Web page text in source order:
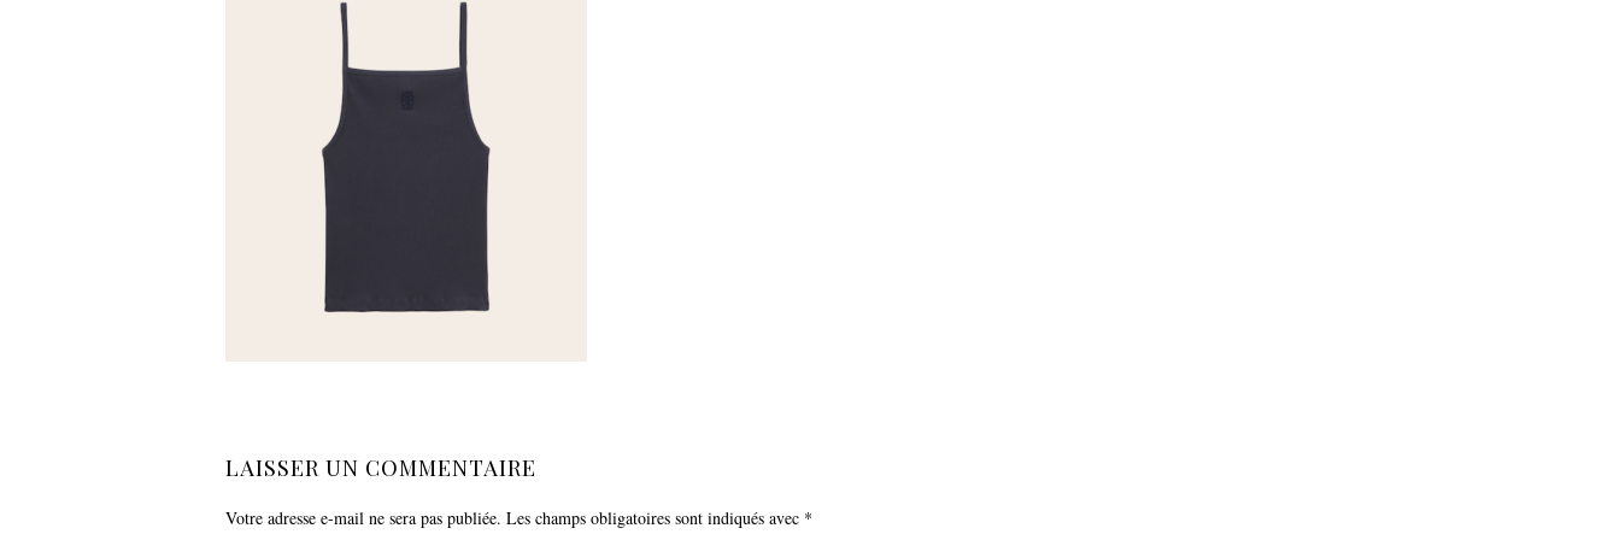
LAISSER UN COMMENTAIRE
Votre adresse e-mail ne sera pas publiée. Les champs obligatoires sont indiqués avec *